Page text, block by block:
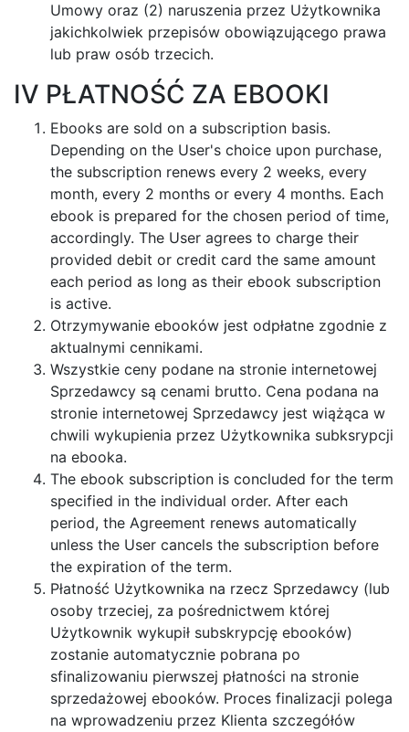
Umowy oraz (2) naruszenia przez Użytkownika
jakichkolwiek przepisów obowiązującego prawa
lub praw osób trzecich.
IV PŁATNOŚĆ ZA EBOOKI
Ebooks are sold on a subscription basis.
Depending on the User's choice upon purchase,
the subscription renews every 2 weeks, every
month, every 2 months or every 4 months. Each
ebook is prepared for the chosen period of time,
accordingly. The User agrees to charge their
provided debit or credit card the same amount
each period as long as their ebook subscription
is active.
Otrzymywanie ebooków jest odpłatne zgodnie z
aktualnymi cennikami.
Wszystkie ceny podane na stronie internetowej
Sprzedawcy są cenami brutto. Cena podana na
stronie internetowej Sprzedawcy jest wiążąca w
chwili wykupienia przez Użytkownika subksrypcji
na ebooka.
The ebook subscription is concluded for the term
specified in the individual order. After each
period, the Agreement renews automatically
unless the User cancels the subscription before
the expiration of the term.
Płatność Użytkownika na rzecz Sprzedawcy (lub
osoby trzeciej, za pośrednictwem której
Użytkownik wykupił subskrypcję ebooków)
zostanie automatycznie pobrana po
sfinalizowaniu pierwszej płatności na stronie
sprzedażowej ebooków. Proces finalizacji polega
na wprowadzeniu przez Klienta szczegółów